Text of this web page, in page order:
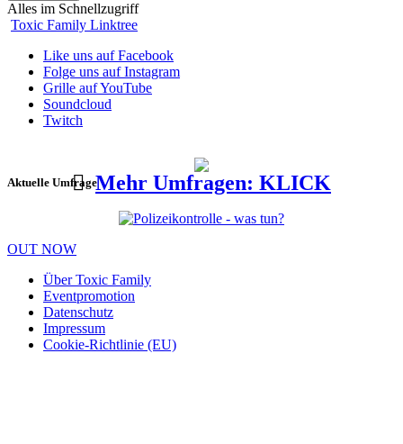
Alles im Schnellzugriff
Toxic Family Linktree
Like uns auf Facebook
Folge uns auf Instagram
Grille auf YouTube
Soundcloud
Twitch
Aktuelle UmfrageMehr Umfragen: KLICK
OUT NOW
Über Toxic Family
Eventpromotion
Datenschutz
Impressum
Cookie-Richtlinie (EU)